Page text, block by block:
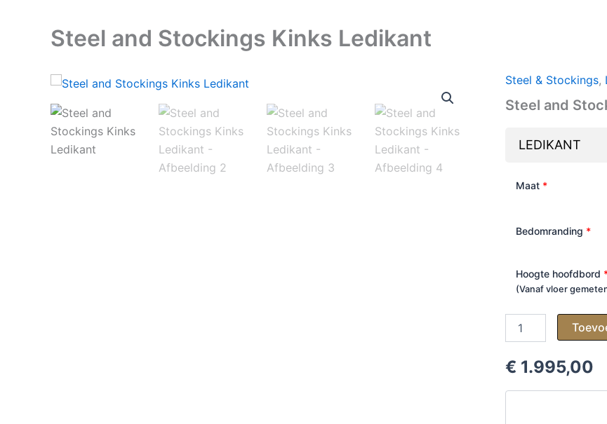
Steel and Stockings Kinks Ledikant
Steel & Stockings,
Steel and
LEDIKANT
Maat *
Bedomranding *
Hoogte hoofdbord
(Vanaf vloer
and
Kinks
Ledikant
aantal
€ 1.995,00